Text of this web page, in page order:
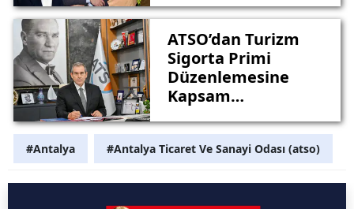
Destek!
ATSO’dan Turizm
Sigorta Primi
Düzenlemesine
Kapsam
#Antalya #Antalya Ticaret Ve Sanayi Odası (atso)